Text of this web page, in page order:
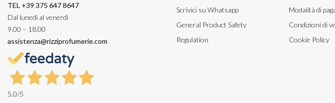
TEL +39 375 647 8647
Dal lunedì al venerdì
9.00 – 18.00
assistenza@rizziprofumerie.com
5,0/5
Scrivici su Whatsapp
General Product Safety
Regulation
Modalità di
Condizioni di
Cookie Policy